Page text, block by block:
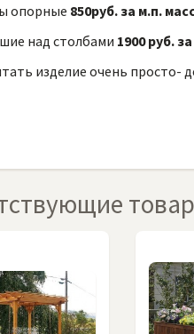
опорные 850руб. за м.п.
над столбами 1900 руб.
изделие очень просто-